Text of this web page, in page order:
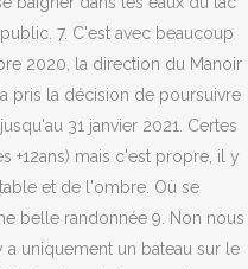
7. C'est avec beaucoup
2020, la direction du Manoir
pris la décision de poursuivre
31 janvier 2021. Certes
+12ans) mais c'est propre, il y
et de l'ombre. Où se
belle randonnée 9. Non nous
uniquement un bateau sur le